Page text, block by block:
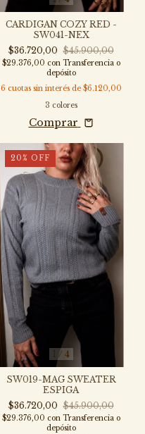
CARDIGAN COZY RED -
SW041-NEX
$36.720,00 $45.900,00
$29.376,00 con Transferencia o
depósito
6 cuotas sin interés de $6.120,00
3 colores
Comprar
1 / 4
20% OFF
SW019-MAG SWEATER
ESPIGA
$36.720,00 $45.900,00
$29.376,00 con Transferencia o
depósito